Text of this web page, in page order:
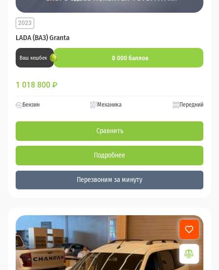
LADA (ВАЗ) Granta
2023
Ваш кешбек 8 000 баллов
1 018 800 ₽
Бензин Механика Передний
Сравнить
Подробнее
Перезвоним за минуту